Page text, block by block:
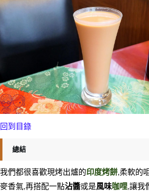
回到目錄
總結
我們都很喜歡現烤出爐的印度烤餅,柔軟的
麥香氣,再搭配一點沾醬或是風味咖哩,讓我